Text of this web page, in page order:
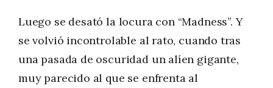
Luego se desató la locura con “Madness”. Y
se volvió incontrolable al rato, cuando tras
una pasada de oscuridad un alíen gigante,
muy parecido al que se enfrenta al